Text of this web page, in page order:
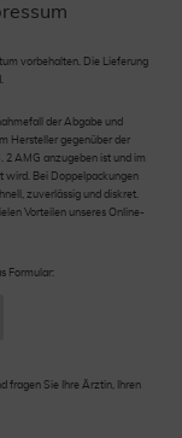
vorbehalten. Die Lieferung
der Abgabe und
Hersteller gegenüber der
2 AMG anzugeben ist und im
wird. Bei Doppelpackungen
zuverlässig und diskret.
Vorteilen unseres Online-
Formular:
fragen Sie Ihre Ärztin, Ihren